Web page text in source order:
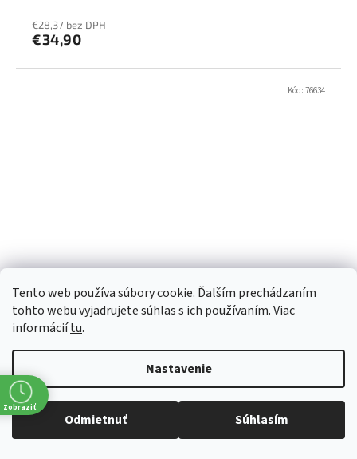
Tento web používa súbory cookie. Ďalším prechádzaním
tohto webu vyjadrujete súhlas s ich používaním. Viac
informáciítu.
Nastavenie
Odmietnuť Súhlasím
€28,37 bez DPH
€34,90
KARL LAGERFELD - iPhone 14 KLHCP14SSLCTPI
Na objednávku do 3 dní
€28,37 bez DPH
€34,90
Kód: 76634
Zobraziť